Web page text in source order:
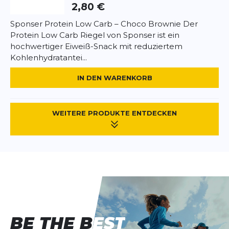
2,80 €
Sponser Protein Low Carb – Choco Brownie Der
Protein Low Carb Riegel von Sponser ist ein
hochwertiger Eiweiß-Snack mit reduziertem
Kohlenhydratantei...
IN DEN WARENKORB
WEITERE PRODUKTE ENTDECKEN
BE THE BEST
BE THE BEST